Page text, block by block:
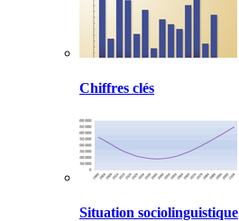
Chiffres clés
Situation sociolinguistique